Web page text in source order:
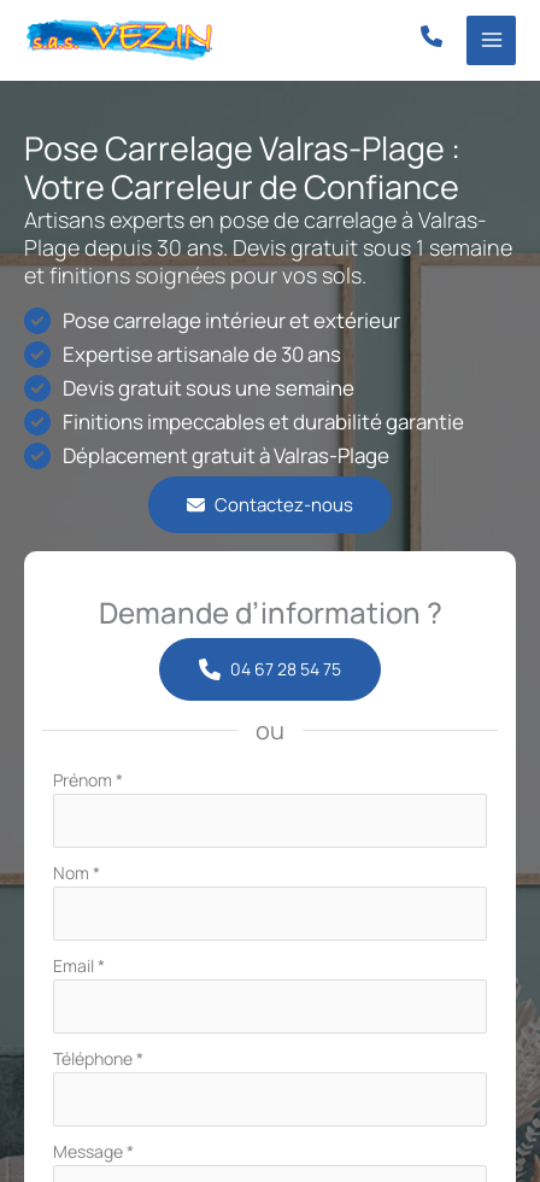
Pose Carrelage Valras-Plage :
Votre Carreleur de Confiance
Artisans experts en pose de carrelage à Valras-
Plage depuis 30 ans. Devis gratuit sous 1 semaine
et finitions soignées pour vos sols.
Pose carrelage intérieur et extérieur
Expertise artisanale de 30 ans
Devis gratuit sous une semaine
Finitions impeccables et durabilité garantie
Déplacement gratuit à Valras-Plage
Contactez-nous
Demande d’information ?
04 67 28 54 75
ou
Formulaire
Prénom *
Nom *
Email *
Téléphone*
Message*